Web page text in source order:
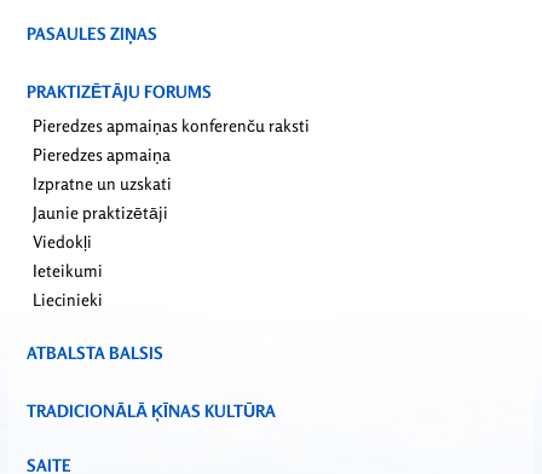
PASAULES ZIŅAS
PRAKTIZĒTĀJU FORUMS
Pieredzes apmaiņas konferenču raksti
Pieredzes apmaiņa
Izpratne un uzskati
Jaunie praktizētāji
Viedokļi
Ieteikumi
Liecinieki
ATBALSTA BALSIS
TRADICIONĀLĀ ĶĪNAS KULTŪRA
SAITE